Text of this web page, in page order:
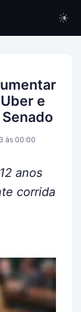
e
às 00:00
anos
corrida